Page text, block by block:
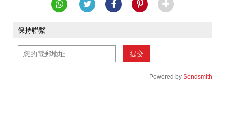
保持聯繫
提交
Powered by Sendsmith